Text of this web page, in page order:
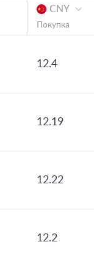
CNY
Покупка
12.4
12.19
12.22
12.2